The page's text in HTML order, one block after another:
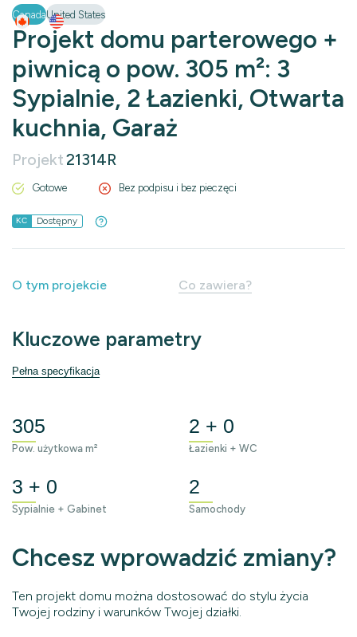
CanadaUnited States
Projekt domu parterowego +
piwnicą o pow. 305 m²: 3
Sypialnie, 2 Łazienki, Otwarta
kuchnia, Garaż
Projekt21314R
Gotowe Bez podpisu i bez pieczęci
KC Dostępny
O tym projekcie Co zawiera?
Kluczowe parametry
Pełna specyfikacja
305
Pow. użytkowa m²
2 + 0
Łazienki + WC
3 + 0
Sypialnie + Gabinet
2
Samochody
Chcesz wprowadzić zmiany?
Ten projekt domu można dostosować do stylu życia
Twojej rodziny i warunków Twojej działki.